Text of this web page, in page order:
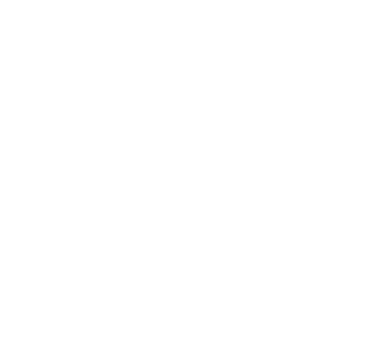
FSM FengShangMei privește manichiura ca pe o formă de
produsele sunt dezvoltate pentru a funcționa eficient în condiții
Brandul investește constant în dezvoltarea formulelor, în selecția
Portofoliul FSM FengShangMei acoperă toate etapele realizării
Gelurile UV FSM FengShangMei sunt dezvoltate pentru
Aceste geluri sunt apreciate pentru aderența excelentă,
Oja semipermanentă FSM FengShangMei oferă culori intense,